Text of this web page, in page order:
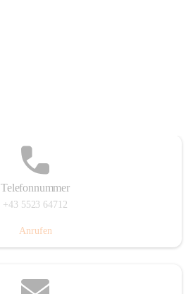
Telefonnummer
+43 5523 64712
Anrufen